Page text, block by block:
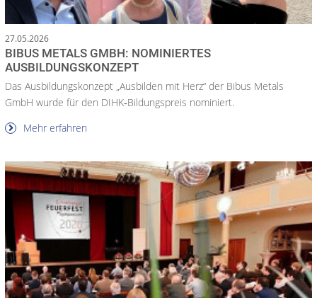
27.05.2026
BIBUS METALS GMBH: NOMINIERTES
AUSBILDUNGSKONZEPT
Das Ausbildungskonzept „Ausbilden mit Herz“ der Bibus Metals
GmbH wurde für den DIHK‑Bildungspreis nominiert.
Mehr erfahren